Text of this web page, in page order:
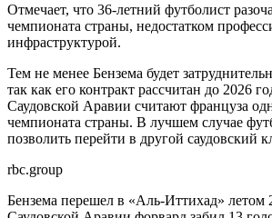
Отмечает, что 36-летний футболист
чемпионата страны, недостатком
инфраструктурой.
Тем не менее Бензема будет
так как его контракт рассчитан до 2026
Саудовской Аравии считают француза
чемпионата страны. В лучшем случае
позволить перейти в другой саудовский
rbc.group
Бензема перешел в «Аль-Иттихад» летом